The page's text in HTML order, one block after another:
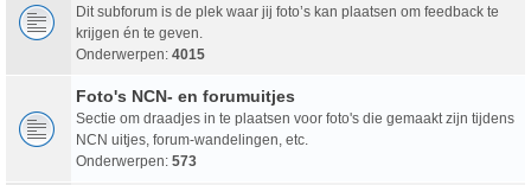
Dit subforum is de plek waar jij foto’s kan plaatsen om feedback te
krijgen én te geven.
Onderwerpen: 4015
Foto's NCN- en forumuitjes
Sectie om draadjes in te plaatsen voor foto's die gemaakt zijn tijdens
NCN uitjes, forum-wandelingen, etc.
Onderwerpen: 573